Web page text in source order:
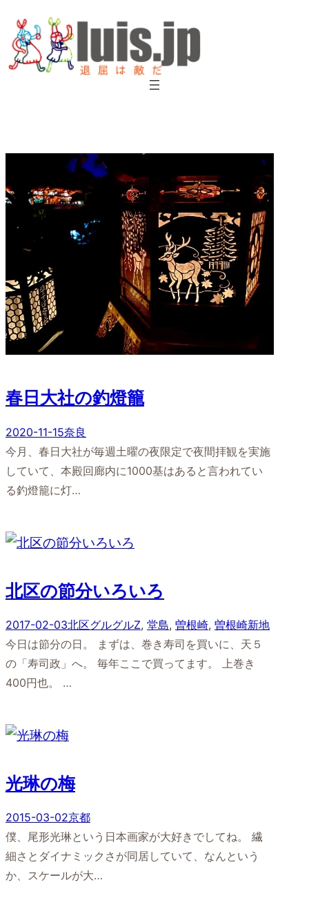
内
容
を
プ
春日大社の釣燈籠
2020-11-15奈良
今月、春日大社が毎週土曜の夜限定で夜間拝観を実施
していて、本殿回廊内に1000基はあると言われてい
る釣燈籠に灯…
北区の節分いろいろ
2017-02-03北区グルグルZ, 堂島, 曽根崎, 曽根崎新地
今日は節分の日。 まずは、巻き寿司を買いに、天５
の「寿司政」へ。 毎年ここで買ってます。 上巻き
400円也。 …
光琳の梅
2015-03-02京都
僕、尾形光琳という日本画家が大好きでしてね。 繊
細さとダイナミックさが同居していて、なんという
か、スケールが大…